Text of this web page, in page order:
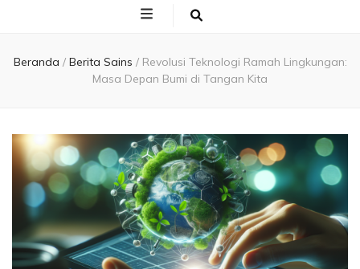
Pembahasan
Ilmu
Pengetahuan,
Eksperimen &
Fakta Sains
Beranda / Berita Sains / Revolusi Teknologi Ramah Lingkungan:
Masa Depan Bumi di Tangan Kita